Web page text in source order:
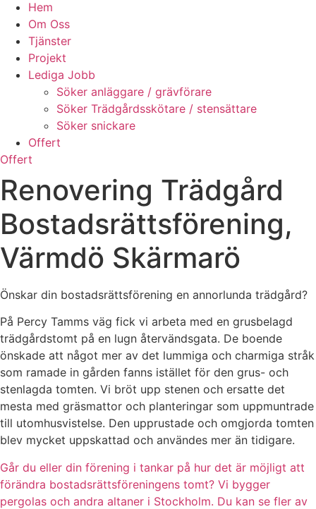
Hem
Om Oss
Tjänster
Projekt
Lediga Jobb
Söker anläggare / grävförare
Söker Trädgårdsskötare / stensättare
Söker snickare
Offert
Offert
Renovering Trädgård
Bostadsrättsförening,
Värmdö Skärmarö
Önskar din bostadsrättsförening en annorlunda trädgård?
På Percy Tamms väg fick vi arbeta med en grusbelagd
trädgårdstomt på en lugn återvändsgata. De boende
önskade att något mer av det lummiga och charmiga stråk
som ramade in gården fanns istället för den grus- och
stenlagda tomten. Vi bröt upp stenen och ersatte det
mesta med gräsmattor och planteringar som uppmuntrade
till utomhusvistelse. Den upprustade och omgjorda tomten
blev mycket uppskattad och användes mer än tidigare.
Går du eller din förening i tankar på hur det är möjligt att
förändra bostadsrättsföreningens tomt? Vi bygger
pergolas och andra altaner i Stockholm. Du kan se fler av